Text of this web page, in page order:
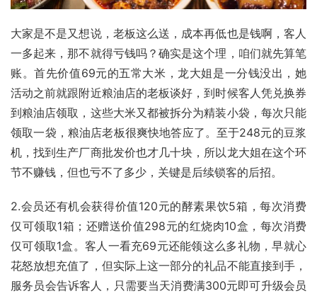
大家是不是又想说，老板这么送，成本再低也是钱啊，客人
一多起来，那不就得亏钱吗？确实是这个理，咱们就先算笔
账。首先价值69元的五常大米，龙大姐是一分钱没出，她
活动之前就跟附近粮油店的老板谈好，到时候客人凭兑换券
到粮油店领取，这些大米又都被拆分为精装小袋，每次只能
领取一袋，粮油店老板很爽快地答应了。至于248元的豆浆
机，找到生产厂商批发价也才几十块，所以龙大姐在这个环
节不赚钱，但也亏不了多少，关键是后续锁客的后招。
2.会员还有机会获得价值120元的酵素果饮5箱，每次消费
仅可领取1箱；还赠送价值298元的红烧肉10盒，每次消费
仅可领取1盒。客人一看充69元还能领这么多礼物，早就心
花怒放想充值了，但实际上这一部分的礼品不能直接到手，
服务员会告诉客人，只需要当天消费满300元即可升级会员